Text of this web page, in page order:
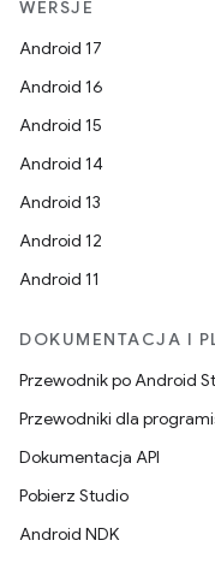
WERSJE
Android 17
Android 16
Android 15
Android 14
Android 13
Android 12
Android 11
DOKUMENTACJA I
Przewodnik po Android
Przewodniki dla
Dokumentacja API
Pobierz Studio
Android NDK